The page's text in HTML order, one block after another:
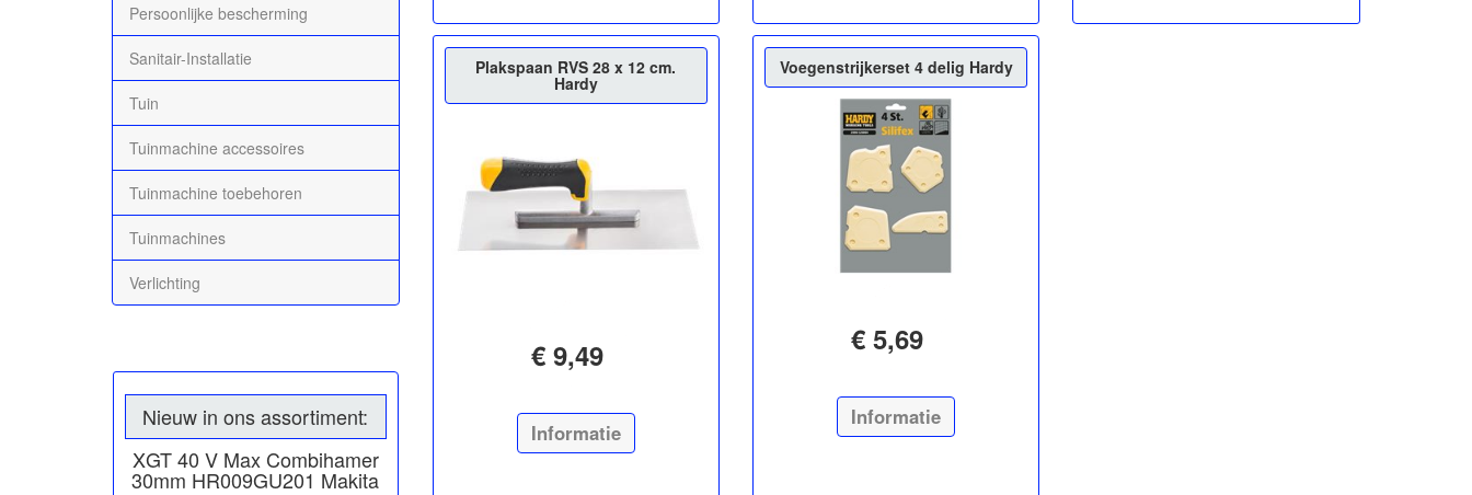
Persoonlijke bescherming
Sanitair-Installatie
Tuin
Tuinmachine accessoires
Tuinmachine toebehoren
Tuinmachines
Verlichting
Nieuw in ons assortiment:
XGT 40 V Max Combihamer
30mm HR009GU201 Makita
Plakspaan RVS 28 x 12 cm.
Hardy
€ 9,49
Informatie
Voegenstrijkerset 4 delig Hardy
€ 5,69
Informatie